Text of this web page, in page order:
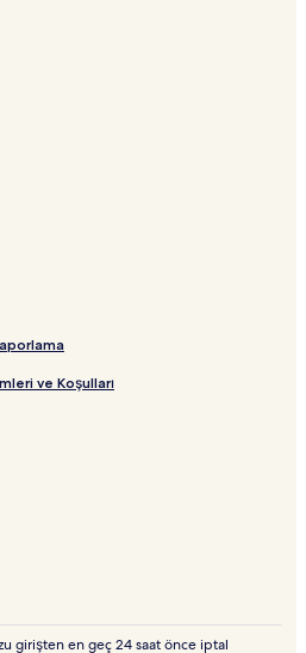
ve Koşulları
girişten en geç 24 saat önce iptal